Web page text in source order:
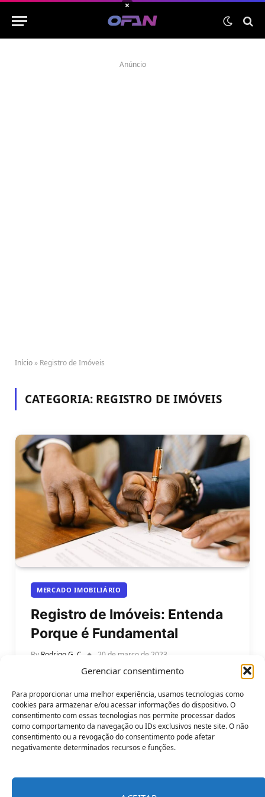
Gerenciar consentimento
Para proporcionar uma melhor experiência, usamos tecnologias como
cookies para armazenar e/ou acessar informações do dispositivo. O
consentimento com essas tecnologias nos permite processar dados
como comportamento da navegação ou IDs exclusivos neste site. O não
consentimento ou a revogação do consentimento pode afetar
negativamente determinados recursos e funções.
Anúncio
Início » Registro de Imóveis
CATEGORIA: REGISTRO DE IMÓVEIS
MERCADO IMOBILIÁRIO
Registro de Imóveis: Entenda
Porque é Fundamental
By Rodrigo G. C 20 de março de 2023
Importância do registro de imóveis: entenda
porque é fundamental. O registro de imóveis é um
procedimento essencial para quem deseja…
×